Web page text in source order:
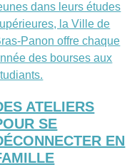
dans leurs études
la Ville de
Panon offre chaque
des bourses aux
ATELIERS
SE
EN